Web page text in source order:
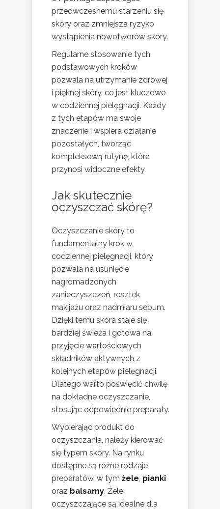
przedwczesnemu starzeniu się
skóry oraz zmniejsza ryzyko
wystąpienia nowotworów skóry.
Regularne stosowanie tych
podstawowych kroków
pozwala na utrzymanie zdrowej
i pięknej skóry, co jest kluczowe
w codziennej pielęgnacji. Każdy
z tych etapów ma swoje
znaczenie i wspiera działanie
pozostałych, tworząc
kompleksową rutynę, która
przynosi widoczne efekty.
Jak skutecznie
oczyszczać skórę?
Oczyszczanie skóry to
fundamentalny krok w
codziennej pielęgnacji, który
pozwala na usunięcie
nagromadzonych
zanieczyszczeń, resztek
makijażu oraz nadmiaru sebum.
Dzięki temu skóra staje się
bardziej świeża i gotowa na
przyjęcie wartościowych
składników aktywnych z
kolejnych etapów pielęgnacji.
Dlatego warto poświęcić chwilę
na dokładne oczyszczanie,
stosując odpowiednie preparaty.
Wybierając produkt do
oczyszczania, należy kierować
się typem skóry. Na rynku
dostępne są różne rodzaje
preparatów, w tym żele, pianki
oraz balsamy. Żele
oczyszczające są idealne dla